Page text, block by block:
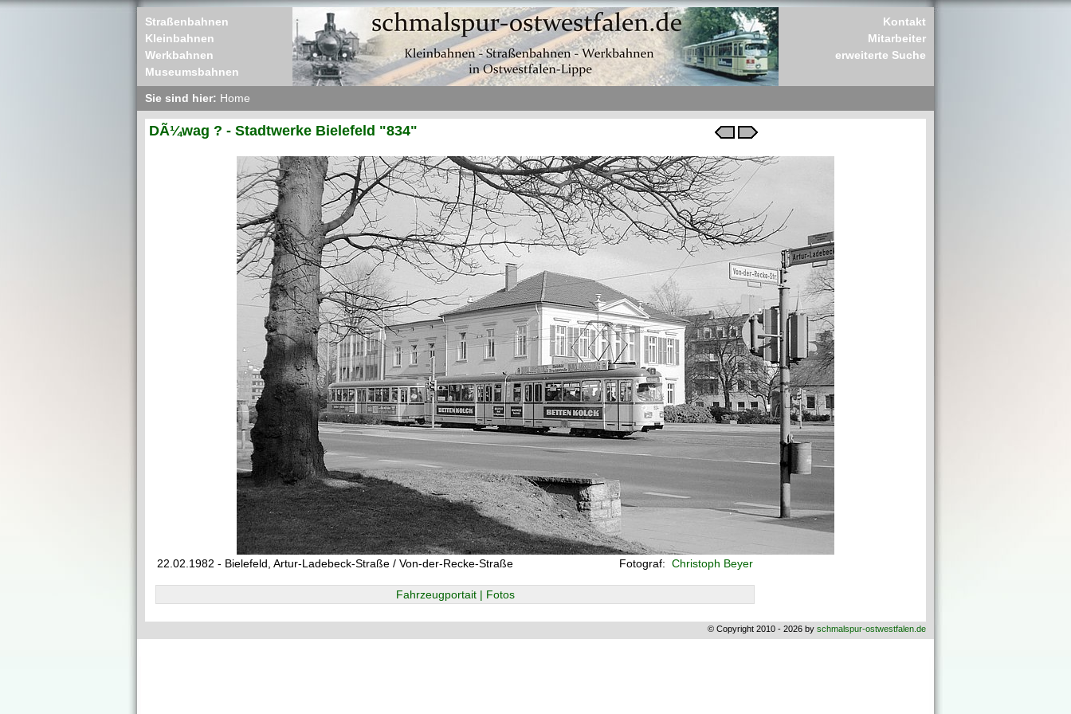
Straßenbahnen
Kleinbahnen
Werkbahnen
Museumsbahnen
Kontakt
Mitarbeiter
erweiterte Suche
Sie sind hier: Home
DÃ¼wag ? - Stadtwerke Bielefeld "834"
22.02.1982 - Bielefeld, Artur-Ladebeck-Straße / Von-der-Recke-Straße Fotograf: Christoph Beyer
Fahrzeugportait | Fotos
© Copyright 2010 - 2026 by schmalspur-ostwestfalen.de